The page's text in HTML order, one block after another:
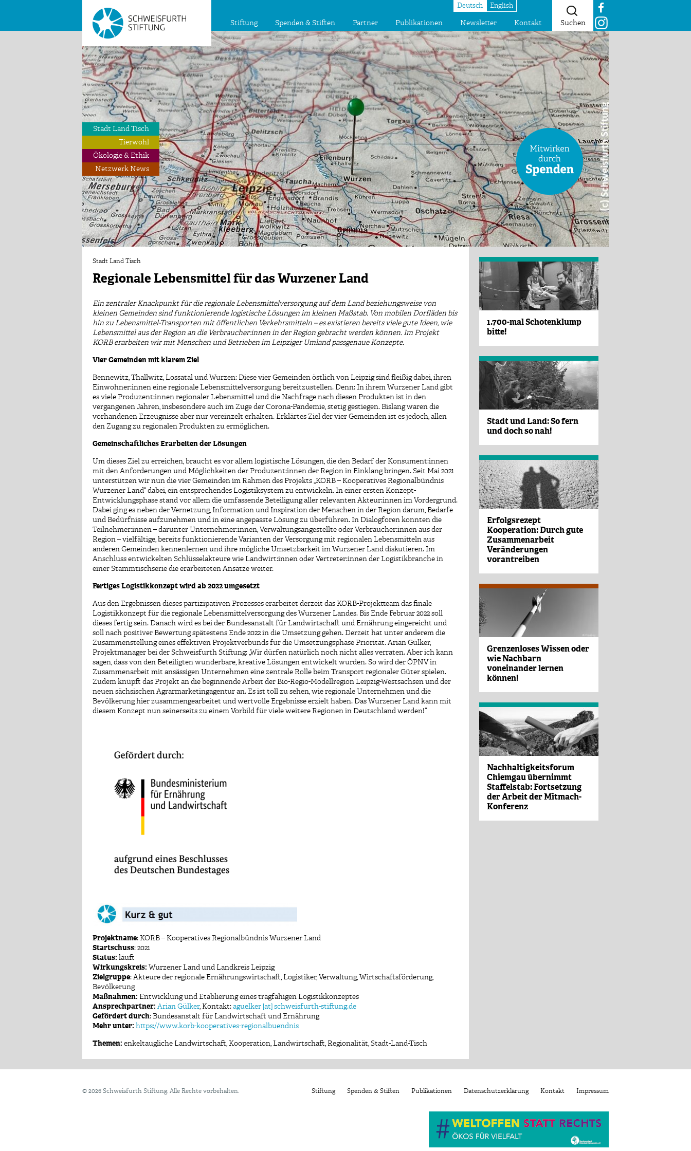
Stiftung Spenden & Stiften Partner Publikationen Newsletter Kontakt Suchen
Deutsch English
Stadt Land Tisch
Tierwohl
Ökologie & Ethik
Netzwerk News
Stadt Land Tisch
Regionale Lebensmittel für das Wurzener Land
Ein zentraler Knackpunkt für die regionale Lebensmittelversorgung auf dem Land beziehungsweise von
kleinen Gemeinden sind funktionierende logistische Lösungen im kleinen Maßstab. Von mobilen Dorfläden bis
hin zu Lebensmittel-Transporten mit öffentlichen Verkehrsmitteln – es existieren bereits viele gute Ideen, wie
Lebensmittel aus der Region an die Verbraucher:innen in der Region gebracht werden können. Im Projekt
KORB erarbeiten wir mit Menschen und Betrieben im Leipziger Umland passgenaue Konzepte.
Vier Gemeinden mit klarem Ziel
Bennewitz, Thallwitz, Lossatal und Wurzen: Diese vier Gemeinden östlich von Leipzig sind fleißig dabei, ihren
Einwohner:innen eine regionale Lebensmittelversorgung bereitzustellen. Denn: In ihrem Wurzener Land gibt
es viele Produzent:innen regionaler Lebensmittel und die Nachfrage nach diesen Produkten ist in den
vergangenen Jahren, insbesondere auch im Zuge der Corona-Pandemie, stetig gestiegen. Bislang waren die
vorhandenen Erzeugnisse aber nur vereinzelt erhalten. Erklärtes Ziel der vier Gemeinden ist es jedoch, allen
den Zugang zu regionalen Produkten zu ermöglichen.
Gemeinschaftliches Erarbeiten der Lösungen
Um dieses Ziel zu erreichen, braucht es vor allem logistische Lösungen, die den Bedarf der Konsument:innen
mit den Anforderungen und Möglichkeiten der Produzent:innen der Region in Einklang bringen. Seit Mai 2021
unterstützen wir nun die vier Gemeinden im Rahmen des Projekts „KORB – Kooperatives Regionalbündnis
Wurzener Land“ dabei, ein entsprechendes Logistiksystem zu entwickeln. In einer ersten Konzept-
Entwicklungsphase stand vor allem die umfassende Beteiligung aller relevanten Akteur:innen im Vordergrund.
Dabei ging es neben der Vernetzung, Information und Inspiration der Menschen in der Region darum, Bedarfe
und Bedürfnisse aufzunehmen und in eine angepasste Lösung zu überführen. In Dialogforen konnten die
Teilnehmer:innen – darunter Unternehmer:innen, Verwaltungsangestellte oder Verbraucher:innen aus der
Region – vielfältige, bereits funktionierende Varianten der Versorgung mit regionalen Lebensmitteln aus
anderen Gemeinden kennenlernen und ihre mögliche Umsetzbarkeit im Wurzener Land diskutieren. Im
Anschluss entwickelten Schlüsselakteure wie Landwirt:innen oder Vertreter:innen der Logistikbranche in
einer Stammtischserie die erarbeiteten Ansätze weiter.
Fertiges Logistikkonzept wird ab 2022 umgesetzt
Aus den Ergebnissen dieses partizipativen Prozesses erarbeitet derzeit das KORB-Projektteam das finale
Logistikkonzept für die regionale Lebensmittelversorgung des Wurzener Landes. Bis Ende Februar 2022 soll
dieses fertig sein. Danach wird es bei der Bundesanstalt für Landwirtschaft und Ernährung eingereicht und
soll nach positiver Bewertung spätestens Ende 2022 in die Umsetzung gehen. Derzeit hat unter anderem die
Zusammenstellung eines effektiven Projektverbunds für die Umsetzungsphase Priorität. Arian Gülker,
Projektmanager bei der Schweisfurth Stiftung: „Wir dürfen natürlich noch nicht alles verraten. Aber ich kann
sagen, dass von den Beteiligten wunderbare, kreative Lösungen entwickelt wurden. So wird der ÖPNV in
Zusammenarbeit mit ansässigen Unternehmen eine zentrale Rolle beim Transport regionaler Güter spielen.
Zudem knüpft das Projekt an die beginnende Arbeit der Bio-Regio-Modellregion Leipzig-Westsachsen und der
neuen sächsischen Agrarmarketingagentur an. Es ist toll zu sehen, wie regionale Unternehmen und die
Bevölkerung hier zusammengearbeitet und wertvolle Ergebnisse erzielt haben. Das Wurzener Land kann mit
diesem Konzept nun seinerseits zu einem Vorbild für viele weitere Regionen in Deutschland werden!“
Projektname: KORB – Kooperatives Regionalbündnis Wurzener Land
Startschuss: 2021
Status: läuft
Wirkungskreis: Wurzener Land und Landkreis Leipzig
Zielgruppe: Akteure der regionale Ernährungswirtschaft, Logistiker, Verwaltung, Wirtschaftsförderung,
Bevölkerung
Maßnahmen: Entwicklung und Etablierung eines tragfähigen Logistikkonzeptes
Ansprechpartner: Arian Gülker, Kontakt: aguelker [at] schweisfurth-stiftung.de
Gefördert durch: Bundesanstalt für Landwirtschaft und Ernährung
Mehr unter: https://www.korb-kooperatives-regionalbuendnis
Themen: enkeltaugliche Landwirtschaft, Kooperation, Landwirtschaft, Regionalität, Stadt-Land-Tisch
1.700-mal Schotenklump
bitte!
Stadt und Land: So fern
und doch so nah!
Erfolgsrezept
Kooperation: Durch gute
Zusammenarbeit
Veränderungen
vorantreiben
Grenzenloses Wissen oder
wie Nachbarn
voneinander lernen
können!
Nachhaltigkeitsforum
Chiemgau übernimmt
Staffelstab: Fortsetzung
der Arbeit der Mitmach-
Konferenz
© 2026 Schweisfurth Stiftung. Alle Rechte vorbehalten. Stiftung Spenden & Stiften Publikationen Datenschutzerklärung Kontakt Impressum